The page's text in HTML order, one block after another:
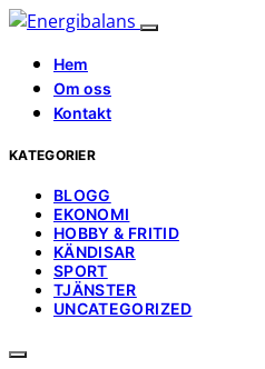
Hem
Om oss
Kontakt
KATEGORIER
BLOGG
EKONOMI
HOBBY & FRITID
KÄNDISAR
SPORT
TJÄNSTER
UNCATEGORIZED